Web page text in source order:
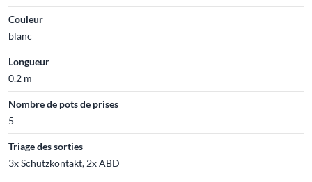
Couleur
blanc
Longueur
0.2 m
Nombre de pots de prises
5
Triage des sorties
3x Schutzkontakt, 2x ABD